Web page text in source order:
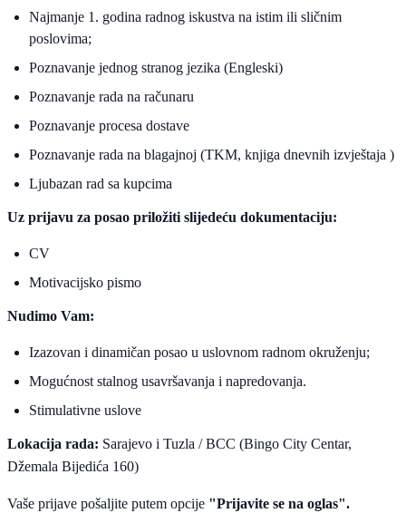
Najmanje 1. godina radnog iskustva na istim ili sličnim
poslovima;
Poznavanje jednog stranog jezika (Engleski)
Poznavanje rada na računaru
Poznavanje procesa dostave
Poznavanje rada na blagajnoj (TKM, knjiga dnevnih izvještaja )
Ljubazan rad sa kupcima
Uz prijavu za posao priložiti slijedeću dokumentaciju:
CV
Motivacijsko pismo
Nudimo Vam:
Izazovan i dinamičan posao u uslovnom radnom okruženju;
Mogućnost stalnog usavršavanja i napredovanja.
Stimulativne uslove
Lokacija rada: Sarajevo i Tuzla / BCC (Bingo City Centar,
Džemala Bijedića 160)
Vaše prijave pošaljite putem opcije "Prijavite se na oglas".